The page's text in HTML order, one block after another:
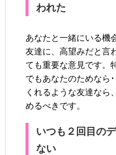
われた
あなたと一緒にいる機
友達に、高望みだと言
ても重要な意見です。
でもあなたのためなら
くれるような友達なら
めるべきです。
いつも２回目の
ない